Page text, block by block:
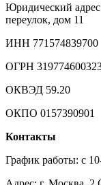
Юридический
переулок, дом 11
ИНН 771574839700
ОГРН
ОКВЭД 59.20
ОКПО 0157390901
Контакты
График работы: c